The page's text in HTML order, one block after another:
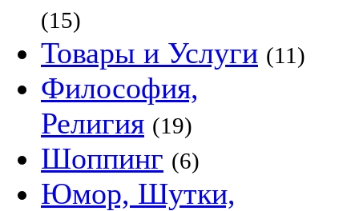
(15)
Товары и Услуги (11)
Философия,
Религия (19)
Шоппинг (6)
Юмор, Шутки,